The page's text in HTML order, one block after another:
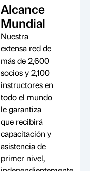
Alcance
Mundial
Nuestra
extensa red de
más de 2,600
socios y 2,100
instructores en
todo el mundo
le garantiza
que recibirá
capacitación y
asistencia de
primer nivel,